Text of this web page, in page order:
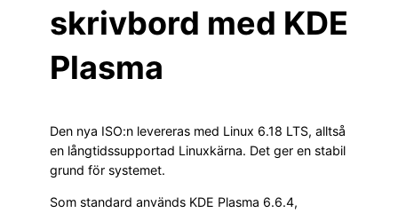
skrivbord med KDE
Plasma
Den nya ISO:n levereras med Linux 6.18 LTS, alltså
en långtidssupportad Linuxkärna. Det ger en stabil
grund för systemet.
Som standard används KDE Plasma 6.6.4,